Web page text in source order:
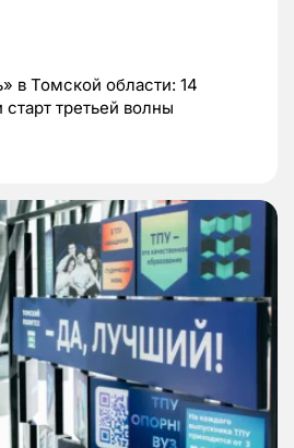
в Томской области: 14
третьей волны